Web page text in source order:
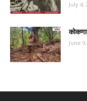
July 4,
June